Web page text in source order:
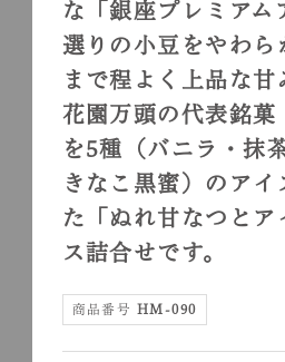
な「銀座プレミアム
選りの小豆をやわら
まで程よく上品な甘
花園万頭の代表銘菓
を5種（バニラ・抹
きなこ黒蜜）のアイ
た「ぬれ甘なつとア
ス詰合せです。
商品番号 HM-090